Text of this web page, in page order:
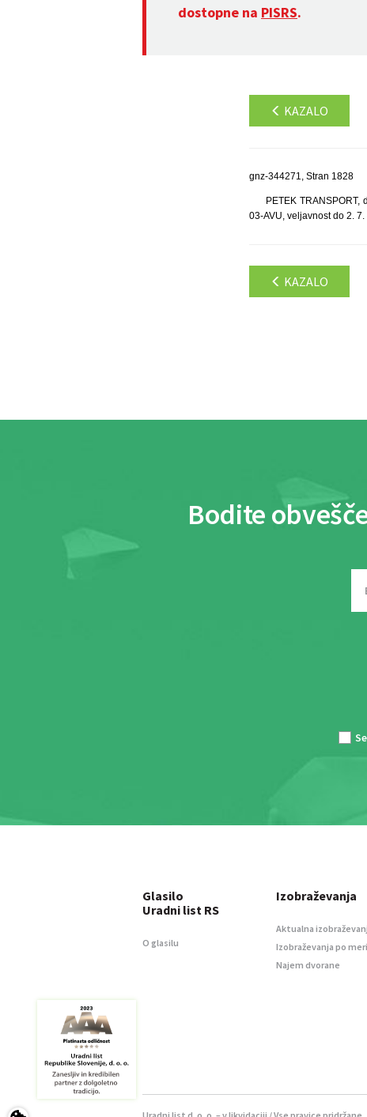
dostopne na PISRS.
KAZALO
gnz-344271, Stran 1828
PETEK
03-AVU, veljavnost do 2.
KAZALO
Bodite
Glasilo
Uradni list RS
O glasilu
Izobraževanja
Aktualna
Izobraževanja po meri
Najem dvorane